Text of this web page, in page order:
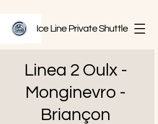
Ice Line Private Shuttle
Linea 2 Oulx -
Monginevro -
Briançon